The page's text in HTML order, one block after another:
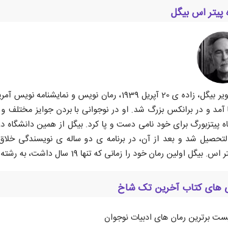
پیتر اس بیگل
پیتر سویر بیگل، زاده ی 20 آپریل 1939، رمان نویس و
آمد و در برانکس بزرگ شد. او در نوجوانی با بردن جوایز
پیتزبورگ برای خود نامی دست و پا کرد. بیگل از همین
شد و بعد از آن، در برنامه ی دو ساله ی نویسندگی
بیگل اولین رمان خود را زمانی که تنها 19 سال داشت، به رشته ی تحریر درآورد.
های کتاب آخرین تک شاخ
برترین رمان های ادبیات نوجوان